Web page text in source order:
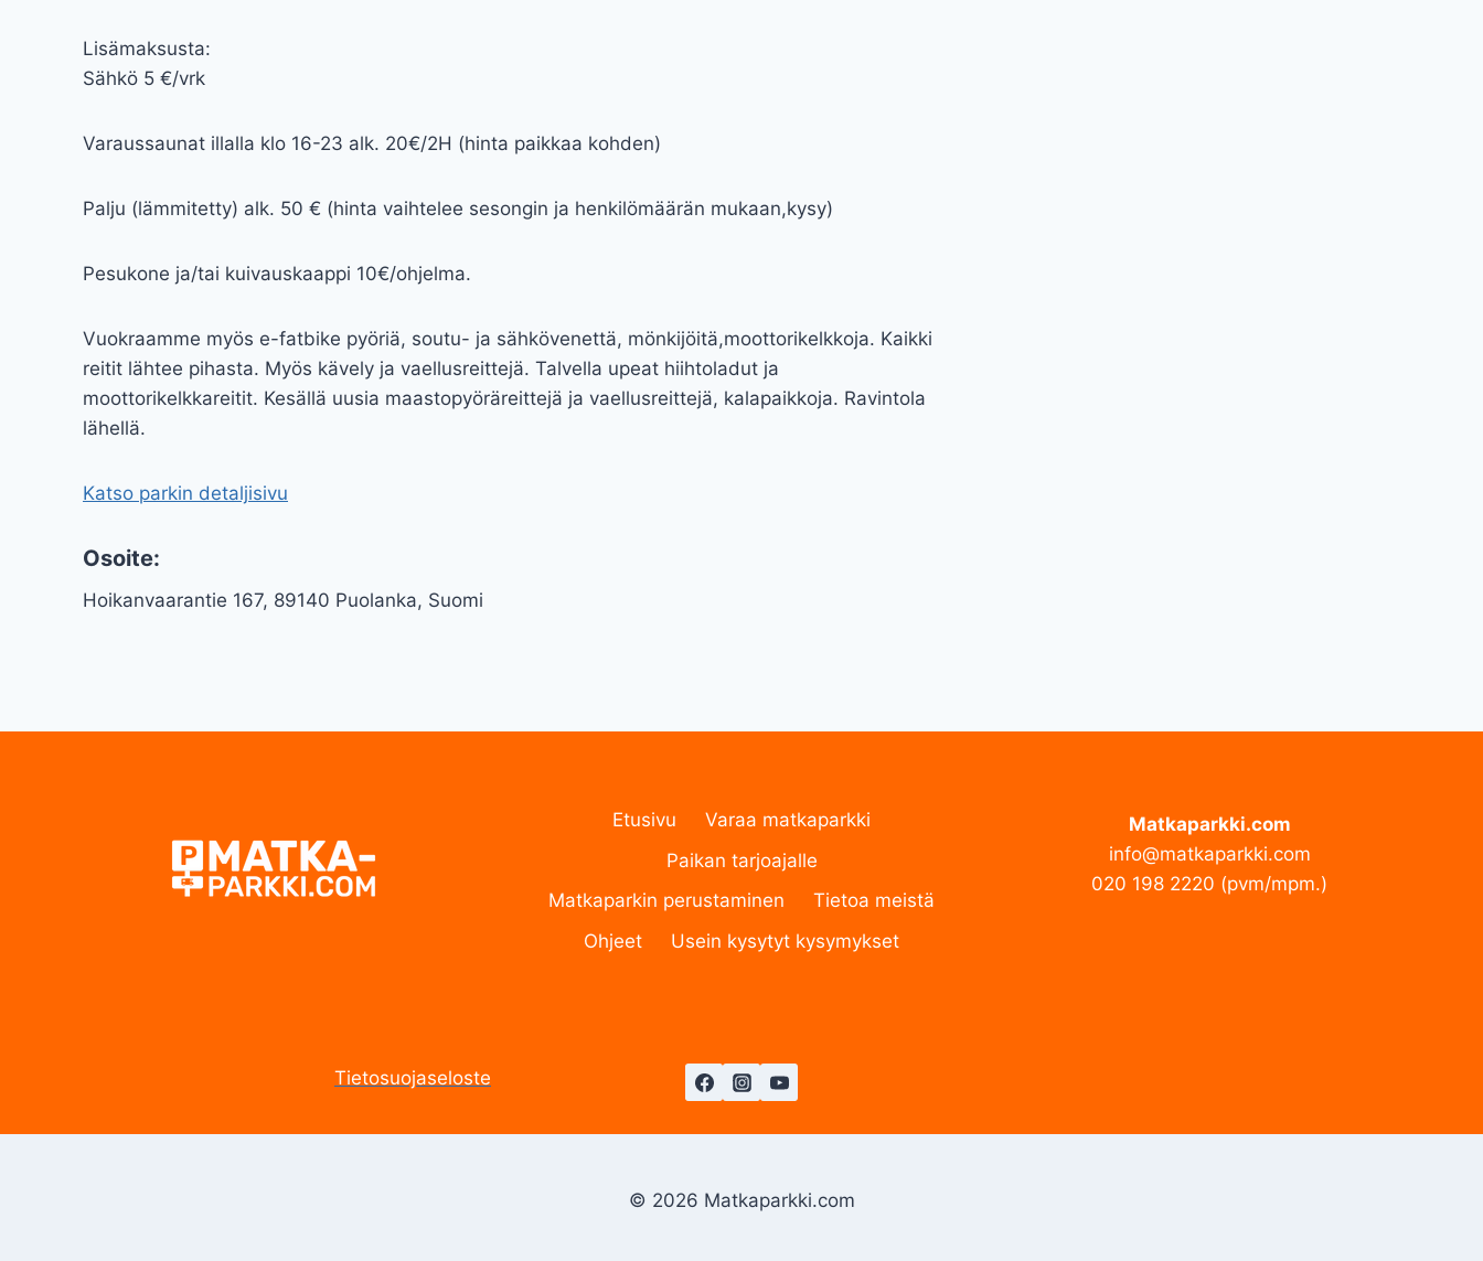
Lisämaksusta:
Sähkö 5 €/vrk
Varaussaunat illalla klo 16-23 alk. 20€/2H (hinta paikkaa kohden)
Palju (lämmitetty) alk. 50 € (hinta vaihtelee sesongin ja henkilömäärän mukaan,kysy)
Pesukone ja/tai kuivauskaappi 10€/ohjelma.
Vuokraamme myös e-fatbike pyöriä, soutu- ja sähkövenettä, mönkijöitä,moottorikelkkoja. Kaikki
reitit lähtee pihasta. Myös kävely ja vaellusreittejä. Talvella upeat hiihtoladut ja
moottorikelkkareitit. Kesällä uusia maastopyöräreittejä ja vaellusreittejä, kalapaikkoja. Ravintola
lähellä.
Katso parkin detaljisivu
Osoite:
Hoikanvaarantie 167, 89140 Puolanka, Suomi
Etusivu
Varaa matkaparkki
Paikan tarjoajalle
Matkaparkin perustaminen
Tietoa meistä
Ohjeet
Usein kysytyt kysymykset
Matkaparkki.com
info@matkaparkki.com
020 198 2220 (pvm/mpm.)
Tietosuojaseloste
© 2026 Matkaparkki.com